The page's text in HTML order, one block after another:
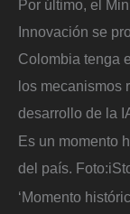
Por último, el
Innovación se
Colombia tenga
los mecanismos
desarrollo de la
Es un momento
del país. Foto:
‘Momento